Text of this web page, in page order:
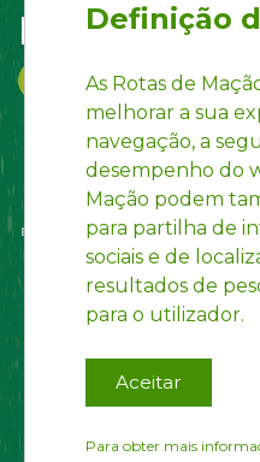
Follow us
Definição
As Rotas de
melhorar a sua
navegação, a
desempenho do
Mação podem
para partilha de
sociais e de
resultados de
para o utilizador.
Aceitar
Para obter mais